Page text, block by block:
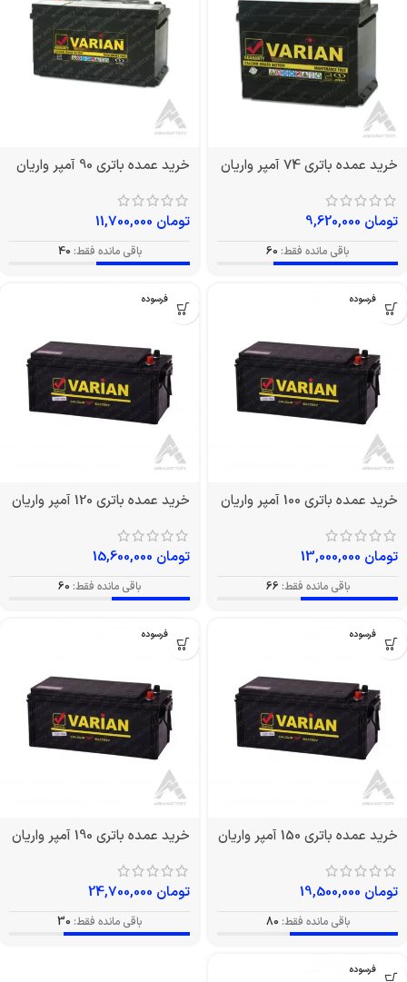
خرید عمده باتری 74 آمپر واریان
تومان
باقی مانده فقط: 60
خرید عمده باتری 90 آمپر واریان
تومان
باقی مانده فقط: 40
بدون فرسوده
خرید عمده باتری 100 آمپر واریان
تومان
باقی مانده فقط: 66
بدون فرسوده
خرید عمده باتری 120 آمپر واریان
تومان
باقی مانده فقط: 60
بدون فرسوده
خرید عمده باتری 150 آمپر واریان
تومان
باقی مانده فقط: 80
بدون فرسوده
خرید عمده باتری 190 آمپر واریان
تومان
باقی مانده فقط: 30
بدون فرسوده